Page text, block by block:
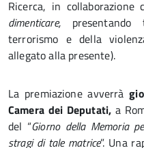
Ricerca, in collaborazione
dimenticare,
terrorismo e della
allegato alla presente).
La premiazione avverrà
Camera dei Deputati, a
del “Giorno della Memoria
stragi di tale matrice”. Una